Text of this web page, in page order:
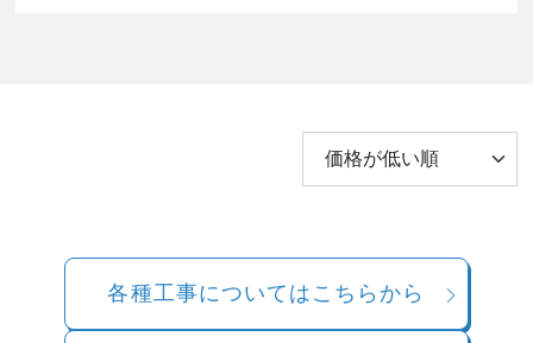
各種工事についてはこちらから